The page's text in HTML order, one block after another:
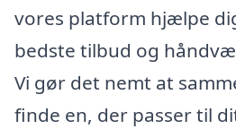
vores platform hjælpe
bedste tilbud og
Vi gør det nemt at
finde en, der passer til